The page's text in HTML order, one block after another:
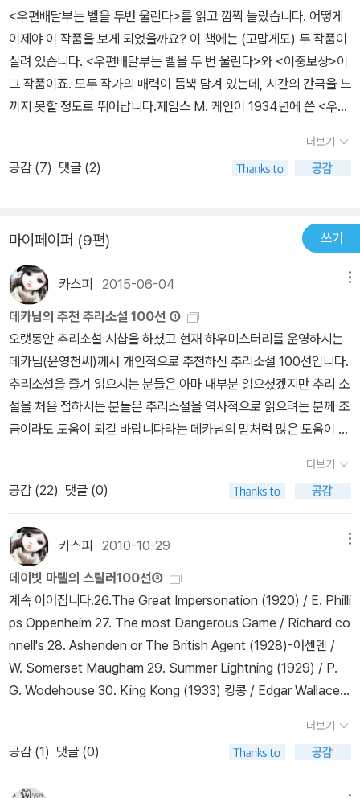
<우편배달부는 벨을 두번 울린다>를 읽고 깜짝 놀랐습니다. 어떻게
이제야 이 작품을 보게 되었을까요? 이 책에는 (고맙게도) 두 작품이
실려 있습니다. <우편배달부는 벨을 두 번 울린다>와 <이중보상>이
그 작품이죠. 모두 작가의 매력이 듬뿍 담겨 있는데, 시간의 간극을 느
끼지 못할 정도로 뛰어납니다.제임스 M. 케인이 1934년에 쓴 <우편
품입니다. 챈들러는 케인을 ‘더러운 것을 더럽게 쓰는’ 작가라고 헐뜯
었다고 하는데 작품을 읽어보면 왜 그런 표현을 썼는지 알 수 있을 것
같습니다. 정말 이 소설은 파렴치한 밑바닥 인생이 날생선처럼 비릿
챈들러를 좋아하지만 케인에 대한 그의 험담은 ‘질투’의 다른 얼굴이
아니었나?하는 생각이 듭니다.주인공 프랭크와 콜라는 끓어오르는
욕망을 억제하지 못하는 어리석은 인간입니다. 진부한 비유지만 화려
한 유혹을 거부하지 못하고 불꽃 속으로 뛰어드는 불나방 같은 인물
들입니다. 윤리와 도덕을 저버린 이들의 거침없는 행태가 때론 거북
살스럽고 불쾌하게 느껴지기도 합니다. 하지만 쉽게 책장을 덮을 수
없는 이유는 파멸의 길을 걷는 어리석은 두 주인공에 대한 공감과 동
정심 때문입니다. 아무리 윤리와 도덕으로 중무장을 한다고 해도 인
간의 내면에는 어둡고 저속하며 끈적거리는 무언가 존재하기 마련입
도덕관념을 자극하여 불쾌감을 느끼게 합니다. 동시에 우리의 어두운
욕망을 일깨웁니다. 그들이 저지른 짓을 사회적으로는 용서할 수는
없습니다. 하지만 우리 내면에 숨어있는 욕망의 목소리는 두 주인공
의 심정을 이해합니다. 심지어 추락을 목전에 둔 그들의 몸부림을 동
정하기까지 합니다. 독자인 저는 주인공들의 파렴치하고 더러운 게임
에 복잡한 심정으로 최후까지 끌려갈 수밖에 없었습니다. 여기에는
힘이 넘치는 간결한 문체로 주인공들의 심리를 강렬하게 묘사하는 케
인의 솜씨도 한몫을 했죠.함께 실린 <이중보상>은 <우편배달부는 벨
을 두 번 울린다>와 형제 같은 작품입니다. 솔직히 뜻하지 않게 불성
실한 책읽기를 했는데도 대단한 흡입력으로 저를 사로잡았습니다.<
이중보상>의 주인공 허프는 프랭크처럼 작정을 하고 나락으로 떨어
만 우리의 삶에는 예기치 않은 변수가 존재하죠. 아무리철저히 수읽
더보기
공감 (7) 댓글 (2)
마이페이퍼 (9편) 쓰기
카스피 2015-06-04
데카님의 추천 추리소설 100선 ①
오랫동안 추리소설 시샵을 하셨고 현재 하우미스터리를 운영하시는
데카님(윤영천씨)께서 개인적으로 추천하신 추리소설 100선입니다.
추리소설을 즐겨 읽으시는 분들은 아마 대부분 읽으셨겠지만 추리 소
설을 처음 접하시는 분들은 추리소설을 역사적으로 읽으려는 분께 조
금이라도 도움이 되길 바랍니다라는 데카님의 말처럼 많은 도움이 되
르가거리의 살인,마리로제 수수꼐끼,잃어버린 편지 3편을 말하는데
이 책에는 포의 단편 대다수가 있기에 다른 책들도 많지만 우선 읽어
보심 좋을것 같네요. 2 1859 흰 옷을 입은 여인 월장석을 쓴 윌키
콜린즈의 작품입니다.보통은 월장석을 많이 추천하는데 데카님은 흰
옷입은 여인을 추천하셨네요.이 책은 월장석보단 인지도가 떨어지지
만 읽으셔도 좋을 책이죠.그나저나 다행히 국내에서 2개 출판서에서
간행되었네요. 3 1887 주홍색 연구 셜록홈즈의 첫 장편이죠.워낙
많은 출판사에서 나온 책이고 많은 분들이 읽으셨을테지만 개인적으
론 주석달란 셜록홈즈 시리즈가 제일 좋은것 같더군요. 4 1911 브라
운 신부의 동심 셜록홈즈 연재당시 라이벌이라고 일커려 졌든 브라
운 신부죠.개인적으론 절판된 북하우스의 5권짜리 브라운 신부 시리
즈를 구하실수 있으면 한번 읽어보시길 권해 드립니다. 5 1926 애크
로이드 살인 사건 추리소설사에서 공정성 논란을 일으킨 애크로이
리즈를 모우시는 분이라면 황가나 해문판중 자신의 입맛에 맞는 책을
더보기
공감 (22) 댓글 (0)
카스피 2010-10-29
데이빗 마렐의 스릴러100선②
계속 이어집니다.26.The Great Impersonation (1920) / E. Philli
ps Oppenheim 27. The most Dangerous Game / Richard co
nnell's 28. Ashenden or The British Agent (1928)-어센덴 /
W. Somerset Maugham 29. Summer Lightning (1929) / P.
G. Wodehouse 30. King Kong (1933) 킹콩 / Edgar Wallace 3
닥 새비지 청동의 사나이. DC 만화로도더 유명32. The Postman
Always Rings Twice (1934) 우편배달부는 벨을 두 번 울린다 / J
ames M. Cain 33. Rebecca (1938) 레베카 / Daphne du Maur
더보기
공감 (1) 댓글 (0)